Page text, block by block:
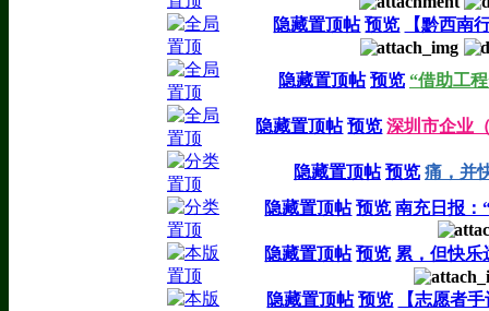
隐藏置顶帖 预览 【黔西南
隐藏置顶帖 预览 “借助工
隐藏置顶帖 预览 深圳市企业
隐藏置顶帖 预览 痛，并
隐藏置顶帖 预览 南充日报：
隐藏置顶帖 预览 累，但快
隐藏置顶帖 预览 【志愿者